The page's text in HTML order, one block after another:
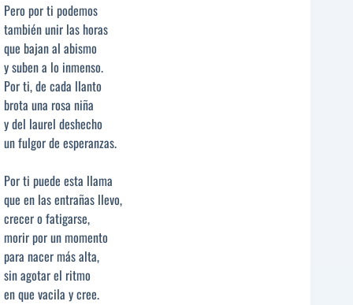
Pero por ti podemos
también unir las horas
que bajan al abismo
y suben a lo inmenso.
Por ti, de cada llanto
brota una rosa niña
y del laurel deshecho
un fulgor de esperanzas.
Por ti puede esta llama
que en las entrañas llevo,
crecer o fatigarse,
morir por un momento
para nacer más alta,
sin agotar el ritmo
en que vacila y cree.